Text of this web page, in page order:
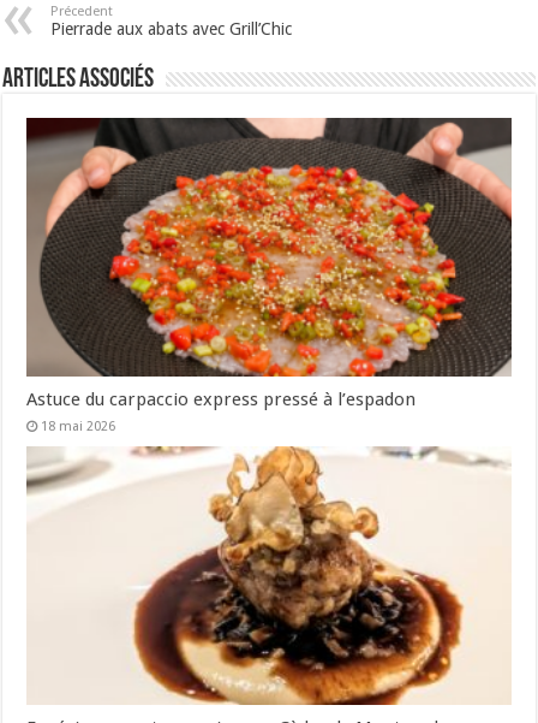
Précedent
Pierrade aux abats avec Grill’Chic
Articles associés
Astuce du carpaccio express pressé à l’espadon
18 mai 2026